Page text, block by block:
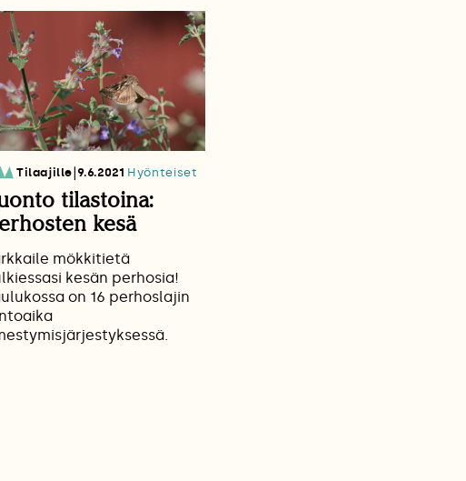
Tilaajille |9.6.2021 Hyönteiset
tilastoina:
kesä
mökkitietä
kesän perhosia!
on 16 perhoslajin